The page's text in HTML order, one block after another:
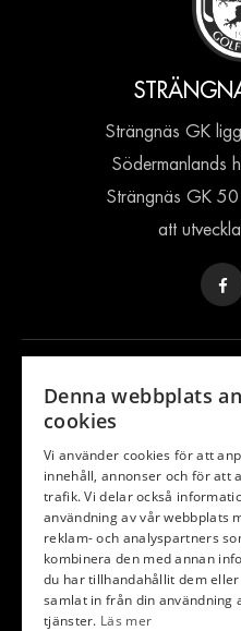
Strängnäs GK
Södermanlands
Strängnäs GK
att
Bli
Denna webbplats
cookies
Vi använder cookies för att
innehåll, annonser och för att
trafik. Vi delar också
användning av vår webbplats
reklam- och analyspartners
kombinera den med annan
du har tillhandahållit dem
samlat in från din användning
tjänster. Läs mer